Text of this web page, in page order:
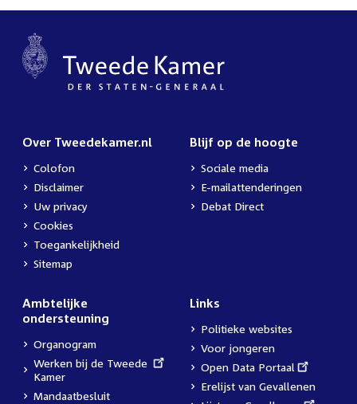
Over Tweedekamer.nl
Colofon
Disclaimer
Uw privacy
Cookies
Toegankelijkheid
Sitemap
Blijf op de hoogte
Sociale media
E-mailattenderingen
Debat Direct
Ambtelijke
ondersteuning
Organogram
External
link:
Werken bij de Tweede
Kamer
Mandaatbesluit
Links
Politieke websites
Voor jongeren
External
link:
Open Data Portaal
Erelijst van Gevallenen